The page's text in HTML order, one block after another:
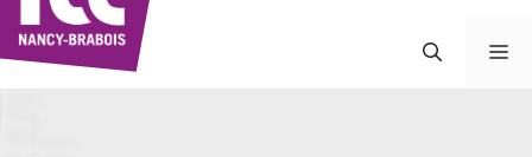
au
contenu